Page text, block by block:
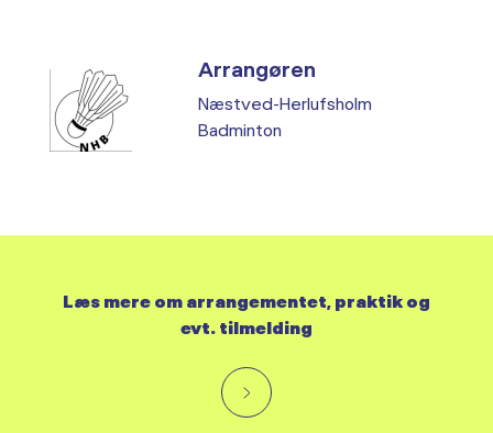
Arrangøren
Næstved-Herlufsholm
Badminton
Læs mere om arrangementet, praktik og
evt. tilmelding